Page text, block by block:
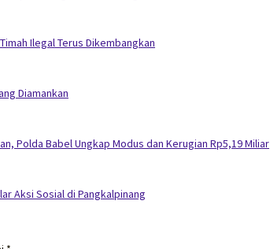
Ilegal Terus Dikembangkan
Diamankan
Polda Babel Ungkap Modus dan Kerugian Rp5,19 Miliar
Aksi Sosial di Pangkalpinang